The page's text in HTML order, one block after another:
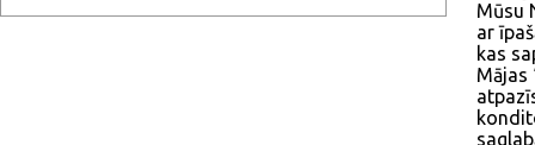
Mūsu
ar
kas
Mājas